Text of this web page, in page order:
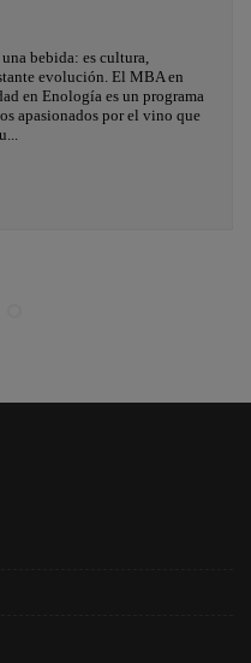
bebida: es cultura,
evolución. El MBA en
en Enología es un programa
apasionados por el vino que